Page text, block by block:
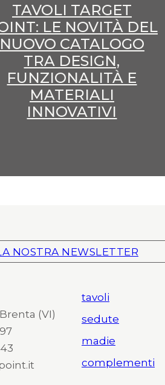
TAVOLI TARGET
LE NOVITÀ DEL
NUOVO CATALOGO
TRA DESIGN,
FUNZIONALITÀ E
MATERIALI
INNOVATIVI
NOSTRA NEWSLETTER
(VI)
tavoli
sedute
madie
complementi